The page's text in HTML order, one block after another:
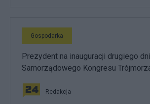
Gospodarka
Prezydent na inauguracji drugiego
Samorządowego Kongresu
Redakcja